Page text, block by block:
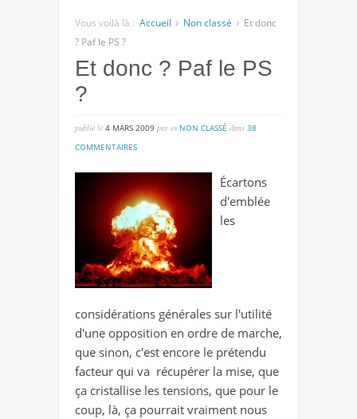
Vous voilà là : Accueil Non classé
Et donc
? Paf le PS ?
Et donc ? Paf le PS
?
publié lé 4 MARS 2009 par in NON CLASSÉ dans 38
COMMENTAIRESsur
donc
?
paf
le
ps
?
Écartons
d'emblée
les
considérations générales sur l'utilité
d'une opposition en ordre de marche,
que sinon, c'est encore le prétendu
facteur qui va récupérer la mise, que
ça cristallise les tensions, que pour le
coup, là, ça pourrait vraiment nous